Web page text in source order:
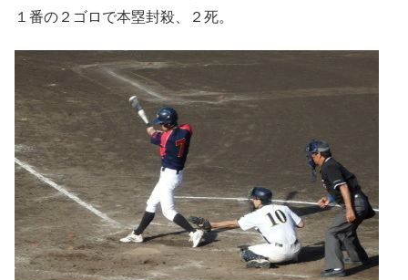
１番の２ゴロで本塁封殺、２死。